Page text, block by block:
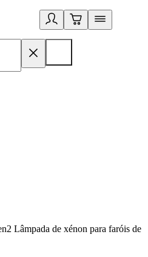
Lâmpada de xénon para faróis de